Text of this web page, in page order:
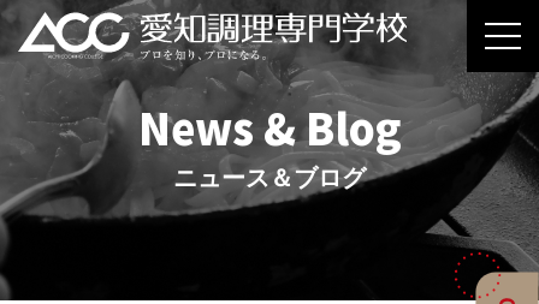
News & Blog
ニュース＆ブログ